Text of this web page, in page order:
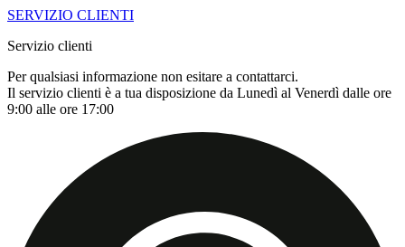
SERVIZIO CLIENTI
Servizio clienti
Per qualsiasi informazione non esitare a contattarci.
Il servizio clienti è a tua disposizione da Lunedì al Venerdì dalle ore
9:00 alle ore 17:00